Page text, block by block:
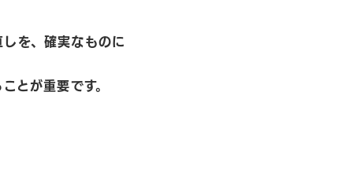
を、確実なものに
とが重要です。